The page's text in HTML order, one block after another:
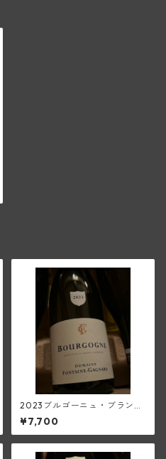
2023ブルゴーニュ・ブラン
(フォンテーヌ・ガニャール)
¥7,700